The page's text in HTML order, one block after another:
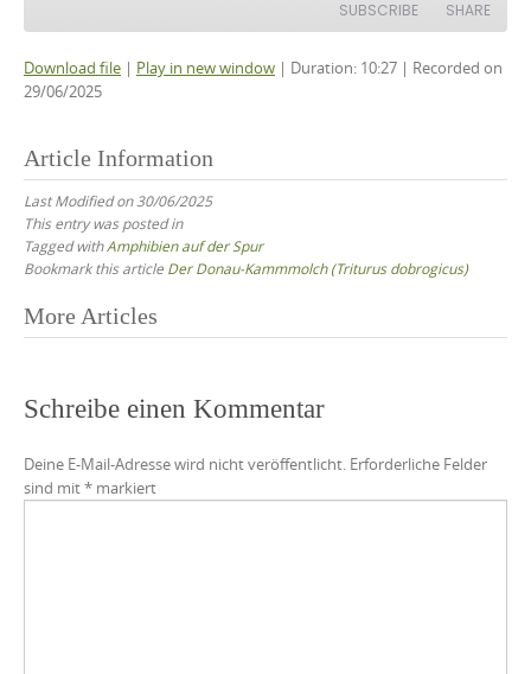
SUBSCRIBE SHARE
RSS FEED
SHARE
EMBED
Download file | Play in new window | Duration: 10:27 | Recorded on
29/06/2025
Article Information
Last Modified on 30/06/2025
This entry was posted in
Tagged withAmphibien auf der Spur
Bookmark this article Der Donau-Kammmolch (Triturus dobrogicus)
Post
More Articles
Schreibe einen Kommentar
Deine E-Mail-Adresse wird nicht veröffentlicht. Erforderliche Felder
sind mit* markiert